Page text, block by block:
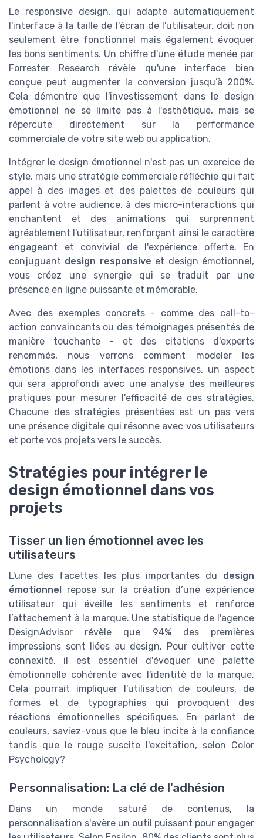
Le responsive design, qui adapte automatiquement
l'interface à la taille de l'écran de l'utilisateur, doit non
seulement être fonctionnel mais également évoquer
les bons sentiments. Un chiffre d'une étude menée par
Forrester Research révèle qu'une interface bien
conçue peut augmenter la conversion jusqu’à 200%.
Cela démontre que l'investissement dans le design
émotionnel ne se limite pas à l'esthétique, mais se
répercute directement sur la performance
commerciale de votre site web ou application.
Intégrer le design émotionnel n'est pas un exercice de
style, mais une stratégie commerciale réfléchie qui fait
appel à des images et des palettes de couleurs qui
parlent à votre audience, à des micro-interactions qui
enchantent et des animations qui surprennent
agréablement l'utilisateur, renforçant ainsi le caractère
engageant et convivial de l'expérience offerte. En
conjuguant design responsive et design émotionnel,
vous créez une synergie qui se traduit par une
présence en ligne puissante et mémorable.
Avec des exemples concrets - comme des call-to-
action convaincants ou des témoignages présentés de
manière touchante - et des citations d'experts
renommés, nous verrons comment modeler les
émotions dans les interfaces responsives, un aspect
qui sera approfondi avec une analyse des meilleures
pratiques pour mesurer l'efficacité de ces stratégies.
Chacune des stratégies présentées est un pas vers
une présence digitale qui résonne avec vos utilisateurs
et porte vos projets vers le succès.
Stratégies pour intégrer le
design émotionnel dans vos
projets
Tisser un lien émotionnel avec les
utilisateurs
L'une des facettes les plus importantes du design
émotionnel repose sur la création d’une expérience
utilisateur qui éveille les sentiments et renforce
l’attachement à la marque. Une statistique de l'agence
DesignAdvisor révèle que 94% des premières
impressions sont liées au design. Pour cultiver cette
connexité, il est essentiel d'évoquer une palette
émotionnelle cohérente avec l'identité de la marque.
Cela pourrait impliquer l'utilisation de couleurs, de
formes et de typographies qui provoquent des
réactions émotionnelles spécifiques. En parlant de
couleurs, saviez-vous que le bleu incite à la confiance
tandis que le rouge suscite l'excitation, selon Color
Psychology?
Personnalisation: La clé de l'adhésion
Dans un monde saturé de contenus, la
personnalisation s'avère un outil puissant pour engager